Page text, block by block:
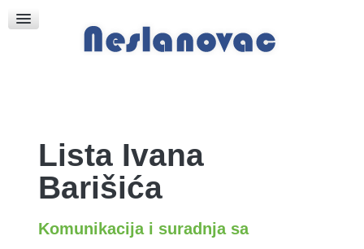
Crkva sv. Marka
Put k Bogu
Lista Ivana
Barišića
Komunikacija i suradnja sa